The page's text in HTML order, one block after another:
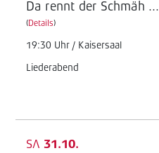
Da rennt der Schmäh ...
(Details)
19:30 Uhr / Kaisersaal
Liederabend
SA 31.10.